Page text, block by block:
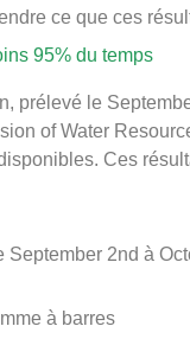
ce que ces
95% du temps
prélevé le
of Water
Ces
2nd à
à barres